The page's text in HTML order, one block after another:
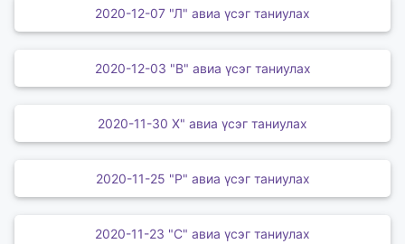
2020-12-07 "Л" авиа үсэг таниулах
2020-12-03 "В" авиа үсэг таниулах
2020-11-30 Х" авиа үсэг таниулах
2020-11-25 "Р" авиа үсэг таниулах
2020-11-23 "С" авиа үсэг таниулах